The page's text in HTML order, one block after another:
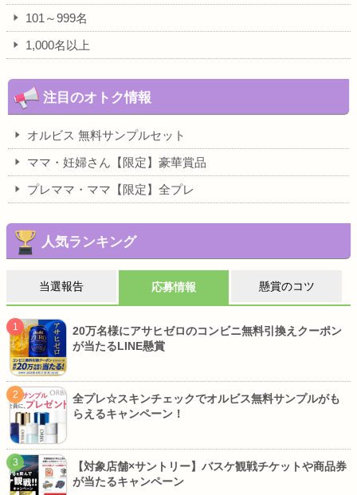
101～999名
1,000名以上
注目のオトク情報
オルビス 無料サンプルセット
ママ・妊婦さん【限定】豪華賞品
プレママ・ママ【限定】全プレ
人気ランキング
当選報告 応募情報 懸賞のコツ
20万名様にアサヒゼロのコンビニ無料引換えクーポン
が当たるLINE懸賞
全プレ☆スキンチェックでオルビス無料サンプルがも
らえるキャンペーン！
【対象店舗×サントリー】バスケ観戦チケットや商品券
が当たるキャンペーン